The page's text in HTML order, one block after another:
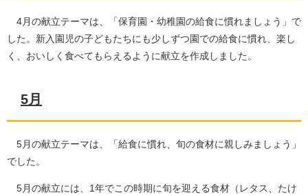
4月の献立テーマは、「保育園・幼稚園の給食に慣れましょう」で
した。新入園児の子どもたちにも少しずつ園での給食に慣れ、楽し
く、おいしく食べてもらえるように献立を作成しました。
5月
5月の献立テーマは、「給食に慣れ、旬の食材に親しみましょう」
でした。
5月の献立には、1年でこの時期に旬を迎える食材（レタス、たけ